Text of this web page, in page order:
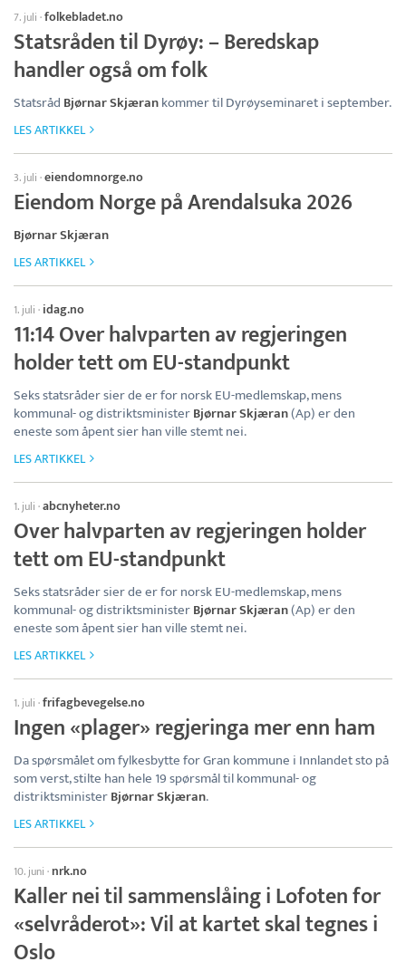
7. juli ·folkebladet.no
Statsråden til Dyrøy: – Beredskap
handler også om folk
Statsråd Bjørnar Skjærankommer til Dyrøyseminaret i september.
LES ARTIKKEL
3. juli ·eiendomnorge.no
Eiendom Norge på Arendalsuka 2026
Bjørnar Skjæran
LES ARTIKKEL
1. juli · idag.no
11:14 Over halvparten av regjeringen
holder tett om EU-standpunkt
Seks statsråder sier de er for norsk EU-medlemskap, mens
kommunal- og distriktsministerBjørnar Skjæran(Ap) er den
eneste som åpent sier han ville stemt nei.
LES ARTIKKEL
1. juli ·abcnyheter.no
Over halvparten av regjeringen holder
tett om EU-standpunkt
Seks statsråder sier de er for norsk EU-medlemskap, mens
kommunal- og distriktsministerBjørnar Skjæran(Ap) er den
eneste som åpent sier han ville stemt nei.
LES ARTIKKEL
1. juli ·frifagbevegelse.no
Ingen «plager» regjeringa mer enn ham
Da spørsmålet om fylkesbytte for Gran kommune i Innlandet sto på
som verst, stilte han hele 19 spørsmål til kommunal- og
distriktsministerBjørnar Skjæran.
LES ARTIKKEL
10. juni · nrk.no
Kaller nei til sammenslåing i Lofoten for
«selvråderot»: Vil at kartet skal tegnes i
Oslo